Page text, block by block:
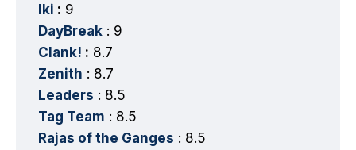
Iki : 9
DayBreak : 9
Clank! : 8.7
Zenith : 8.7
Leaders : 8.5
Tag Team : 8.5
Rajas of the Ganges : 8.5